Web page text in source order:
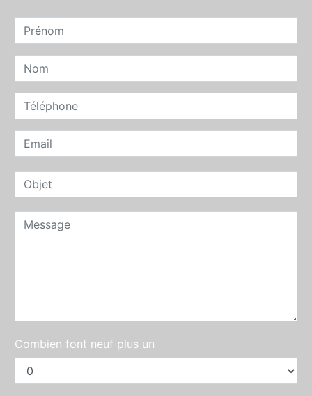
Combien font neuf plus un